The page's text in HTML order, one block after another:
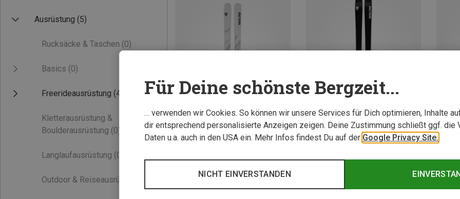
Ausrüstung (5)
Rucksäcke & Taschen (0)
Basics (0)
Freerideausrüstung (4)
Kletterausrüstung &
Boulderausrüstung (0)
Langlaufausrüstung (0)
Outdoor & Reiseausrüstung
Für Deine schönste Bergzeit...
… verwenden wir Cookies. So können wir unsere Services für Dich optimieren, Inhalte
dir entsprechend personalisierte Anzeigen zeigen. Deine Zustimmung schließt ggf. die
Daten u.a. auch in den USA ein. Mehr Infos findest Du auf der Google Privacy Site.
NICHT EINVERSTANDEN